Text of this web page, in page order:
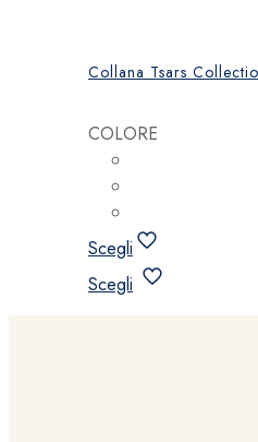
Collana Tsars
COLORE
Scegli
Scegli Questo